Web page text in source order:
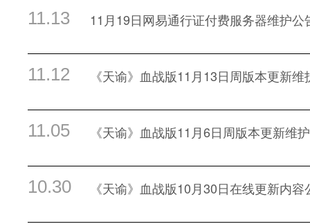
11.13 11月19日网易通行证付费服务器维护公
11.12 《天谕》血战版11月13日周版本更新
11.05 《天谕》血战版11月6日周版本更新维
10.30 《天谕》血战版10月30日在线更新内容